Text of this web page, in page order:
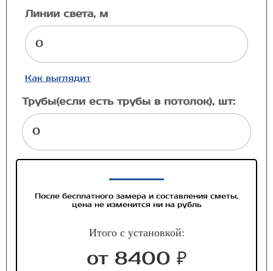
Линии света, м
Как выглядит
Трубы(если есть трубы в потолок), шт:
После бесплатного замера и составления сметы,
цена не изменится ни на рубль
Итого с установкой:
от 8400 ₽